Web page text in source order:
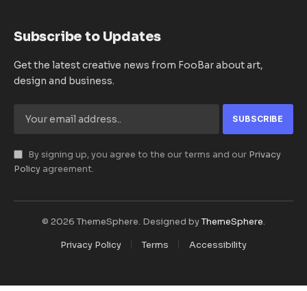
Subscribe to Updates
Get the latest creative news from FooBar about art,
design and business.
By signing up, you agree to the our terms and our Privacy
Policy agreement.
© 2026 ThemeSphere. Designed byThemeSphere.
Privacy Policy
Terms Accessibility